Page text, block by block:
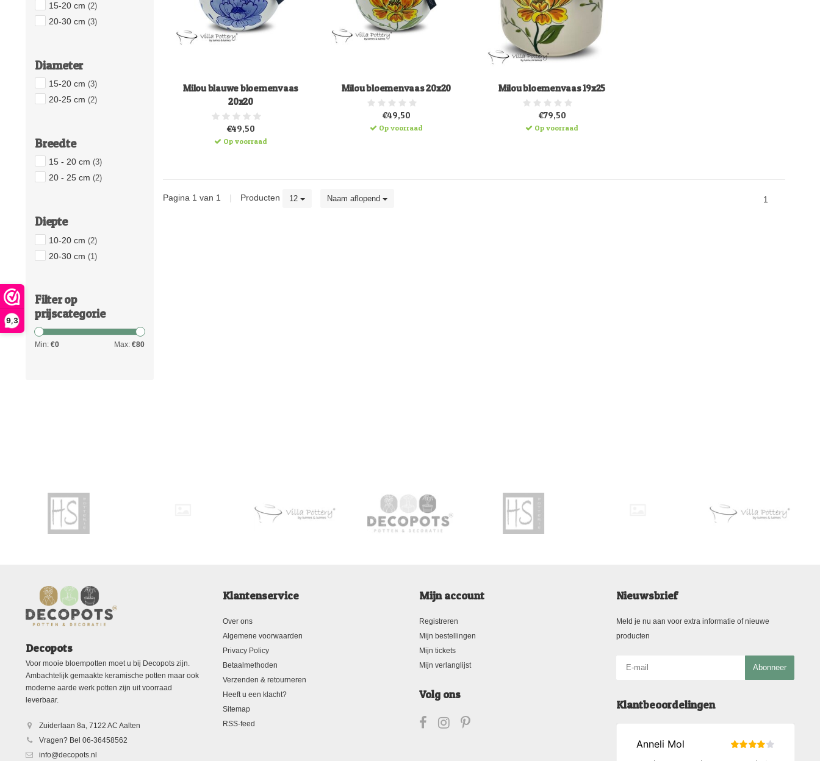
9,3
15-20 cm (2)
20-30 cm (3)
Diameter
15-20 cm (3)
20-25 cm (2)
Breedte
15 - 20 cm (3)
20 - 25 cm (2)
Diepte
10-20 cm (2)
20-30 cm (1)
Filter op
prijscategorie
Min: €0 Max: €80
Milou blauwe bloemenvaas
20x20
€49,50
Op voorraad
Milou bloemenvaas 20x20
€49,50
Op voorraad
Milou bloemenvaas 19x25
€79,50
Op voorraad
Pagina 1 van 1 | Producten 12 Naam aflopend 1
Decopots
Voor mooie bloempotten moet u bij Decopots zijn.
Ambachtelijk gemaakte keramische potten maar ook
moderne aarde werk potten zijn uit voorraad
leverbaar.
Zuiderlaan 8a, 7122 AC Aalten
Vragen? Bel 06-36458562
info@decopots.nl
Klantenservice
Over ons
Algemene voorwaarden
Privacy Policy
Betaalmethoden
Verzenden & retourneren
Heeft u een klacht?
Sitemap
RSS-feed
Mijn account
Registreren
Mijn bestellingen
Mijn tickets
Mijn verlanglijst
Volg ons
Nieuwsbrief
Meld je nu aan voor extra informatie of nieuwe
producten
Abonneer
Klantbeoordelingen